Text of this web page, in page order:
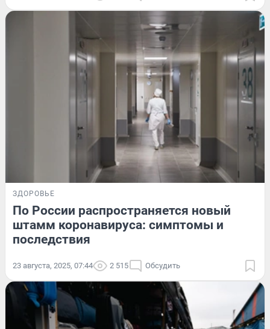
ЗДОРОВЬЕ
По России распространяется новый
штамм коронавируса: симптомы и
последствия
23 августа, 2025, 07:44 2 515 Обсудить